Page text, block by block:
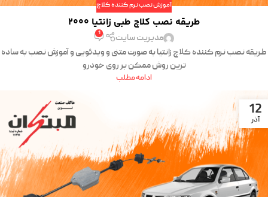
آموزش نصب نرم کننده کلاچ
طریقه نصب کلاچ طبی زانتیا 2000
مدیریت سایت 1
طریقه نصب نرم کننده کلاچ زانتیا به صورت متنی و ویدئویی و آموزش نصب به ساده
ترین روش ممکن بر روی خودرو
ادامه مطلب
12
آذر